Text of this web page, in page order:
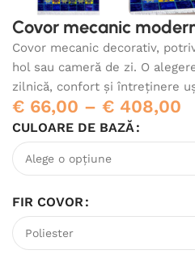
Covor mecanic
Covor mecanic decorativ,
hol sau cameră de zi. O
zilnică, confort și întreținere
€ 66,00 – € 408,00
CULOARE DE BAZĂ
FIR COVOR